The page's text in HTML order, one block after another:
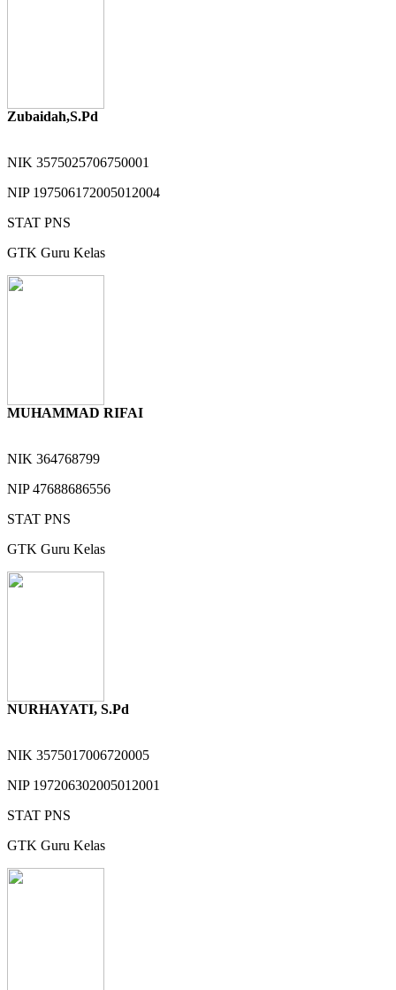
Zubaidah,S.Pd
NIK 3575025706750001
NIP 197506172005012004
STAT PNS
GTK Guru Kelas
MUHAMMAD RIFAI
NIK 364768799
NIP47688686556
STAT PNS
GTK Guru Kelas
NURHAYATI, S.Pd
NIK 3575017006720005
NIP 197206302005012001
STAT PNS
GTK Guru Kelas